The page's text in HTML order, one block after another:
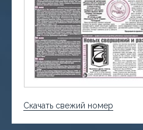
Скачать свежий номер